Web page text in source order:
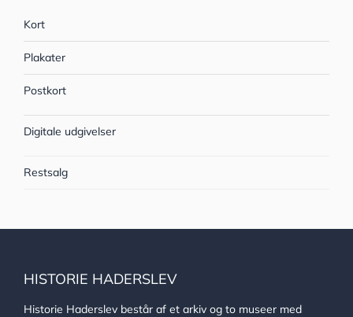
Kort
Plakater
Postkort
Digitale udgivelser
Restsalg
HISTORIE HADERSLEV
Historie Haderslev består af et arkiv og to museer med